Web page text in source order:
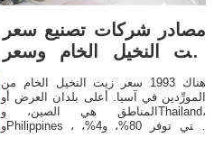
مصادر شركات تصنيع سعر
زيت النخيل الخام وسعر
هناك 1993 سعر زيت النخيل الخام من
المورِّدين في آسيا. أعلى بلدان العرض أو
المناطق هي الصين، وThailand،
وPhilippines ، والتي توفر 80%، و4%،